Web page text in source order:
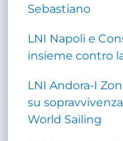
Sebastiano
LNI Napoli e
insieme contro
LNI Andora-I
su
World Sailing